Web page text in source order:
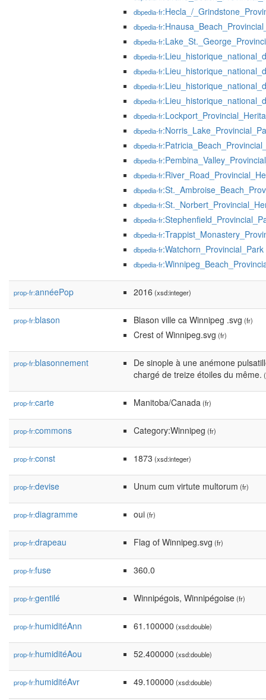
dbpedia-fr:Hecla_/
dbpedia-fr
dbpedia-fr
dbpedia-fr
dbpedia-fr
dbpedia-fr
dbpedia-fr
dbpedia-fr
dbpedia-fr
dbpedia-fr
dbpedia-fr
dbpedia-fr
dbpedia-fr
dbpedia-fr
dbpedia-fr
dbpedia-fr
dbpedia-fr:Watchorn_Provincial_Park
dbpedia-fr
prop-fr:annéePop 2016 (xsd:integer)
prop-fr:blason Blason ville ca Winnipeg .svg (fr)
Crest of Winnipeg.svg (fr)
prop-fr:blasonnement
De sinople à une anémone
chargé de treize étoiles du même.
prop-fr:carte Manitoba/Canada(fr)
prop-fr:commons Category:Winnipeg (fr)
prop-fr:const 1873 (xsd:integer)
prop-fr:devise Unum cum virtute multorum (fr)
prop-fr:diagramme oui(fr)
prop-fr:drapeau Flag of Winnipeg.svg (fr)
prop-fr:fuse 360.0
prop-fr:gentilé Winnipégois, Winnipégoise(fr)
prop-fr:humiditéAnn 61.100000 (xsd:double)
prop-fr:humiditéAou 52.400000 (xsd:double)
prop-fr:humiditéAvr 49.100000 (xsd:double)